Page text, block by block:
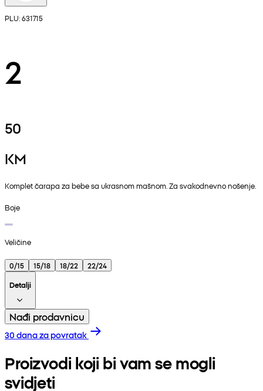
PLU: 631715
2
50
KM
Komplet čarapa za bebe sa ukrasnom mašnom. Za svakodnevno nošenje.
Boje
Veličine
0/15 15/18 18/22
22/24
Detalji
Nađi prodavnicu
30 dana za povratak
Proizvodi koji bi vam se mogli
svidjeti